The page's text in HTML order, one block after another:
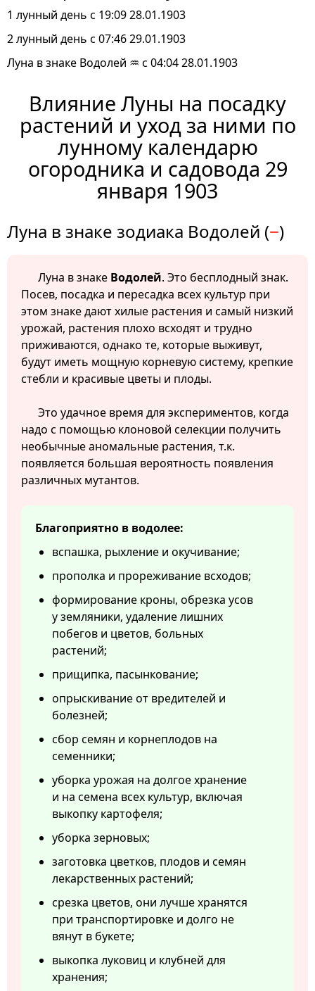
1 лунный день с 19:09 28.01.1903
2 лунный день с 07:46 29.01.1903
Луна в знаке Водолей ♒ с 04:04 28.01.1903
Влияние Луны на посадку
растений и уход за ними по
лунному календарю
огородника и садовода 29
января 1903
Луна в знаке зодиака Водолей (−)
Луна в знаке Водолей. Это бесплодный знак.
Посев, посадка и пересадка всех культур при
этом знаке дают хилые растения и самый низкий
урожай, растения плохо всходят и трудно
приживаются, однако те, которые выживут,
будут иметь мощную корневую систему, крепкие
стебли и красивые цветы и плоды.
Это удачное время для экспериментов, когда
надо с помощью клоновой селекции получить
необычные аномальные растения, т.к.
появляется большая вероятность появления
различных мутантов.
Благоприятно в водолее:
вспашка, рыхление и окучивание;
прополка и прореживание всходов;
формирование кроны, обрезка усов
у земляники, удаление лишних
побегов и цветов, больных
растений;
прищипка, пасынкование;
опрыскивание от вредителей и
болезней;
сбор семян и корнеплодов на
семенники;
уборка урожая на долгое хранение
и на семена всех культур, включая
выкопку картофеля;
уборка зерновых;
заготовка цветков, плодов и семян
лекарственных растений;
срезка цветов, они лучше хранятся
при транспортировке и долго не
вянут в букете;
выкопка луковиц и клубней для
хранения;